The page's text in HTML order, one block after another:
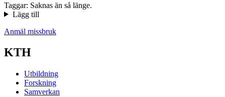
Taggar: Saknas än så länge.
Lägg till
Anmäl missbruk
KTH
Utbildning
Forskning
Samverkan